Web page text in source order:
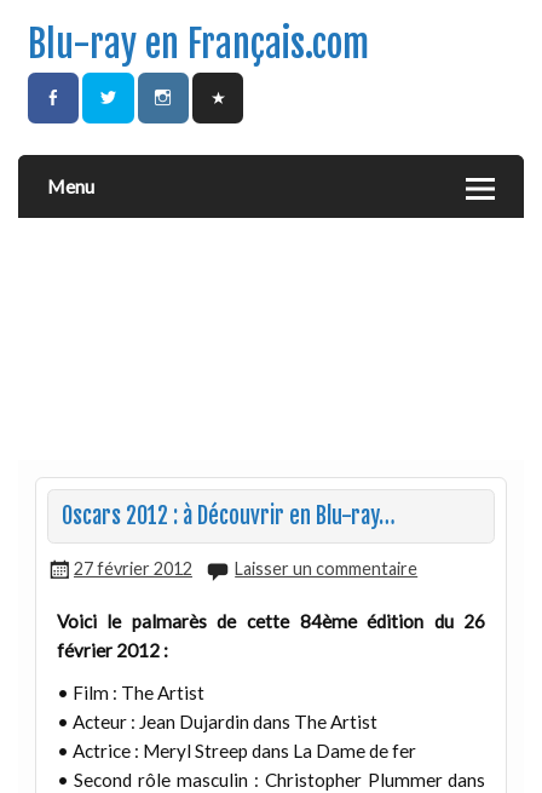
Blu-ray en Français.com
Menu
Oscars 2012 : à Découvrir en Blu-ray…
27 février 2012 Laisser un commentaire
Voici le palmarès de cette 84ème édition du 26
février 2012 :
• Film : The Artist
• Acteur : Jean Dujardin dans The Artist
• Actrice : Meryl Streep dans La Dame de fer
• Second rôle masculin : Christopher Plummer dans